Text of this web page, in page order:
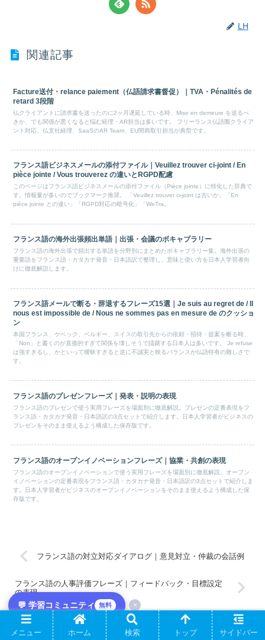
💬 学習コミュニティ 無料 ×
LH
関連記事
Facture送付・relance paiement（仏語請求書督促）｜TVA・Pénalités de
retard 3段階
仏クライアントに請求書を送ったのに2ヶ月遅延している時、Mise en demeure を送るべ
きか、でも関係が悪くなると悩む経理・AR担当は多いです。 フリーランス仏語圏クライア
ント対応、仏支社経理、SaaSのAR Team、EU間商取引担当が典型です。
フランス語ビジネスメールの添付ファイル｜Veuillez trouver ci-joint / En
pièce jointe / Vous trouverez の違いとRGPD配慮
このページはフランス語ビジネスメールの添付ファイル（Pièce jointe）に特化した辞典で
す。情報量が多いのでブックマーク推奨。 「Veuillez trouver ci-joint は古いか」「En
pièce jointe との違い」「RGPD対応の暗号化」「WeTra。
フランス語の海外出張頻出単語｜出張・会議のボキャブラリー
フランス語の海外出張で頻出する単語を分野別にまとめたボキャブラリー集。海外出張の
重要語をフランス語・カタカナ発音・日本語訳で整理し、意味と使い方を日本人学習者向
けに徹底解説します。
フランス語メールで断る・辞退するフレーズ15選｜Je suis au regret de / Il
nous est impossible de / Nous ne sommes pas en mesure de のクッショ
ン
本国フランス、ケベック、ベルギー、スイスの取引先からの依頼・招待・提案を断る時、
「Non」と書くのが直接的すぎて関係を壊しそうで躊躇する日本人は多いです。 Je refuse
は強すぎるし、かといって曖昧すぎると逆に不誠実と映るバランスが仏語特有の難しさで
す。
フランス語のプレゼンフレーズ｜発表・説明の表現
フランス語のプレゼンで使う実用フレーズを場面別に徹底解説。プレゼンの定番表現をフ
ランス語・カタカナ発音・日本語訳の3点セットで紹介します。日本人学習者がビジネスの
プレゼンをそのまま使えるよう構成した保存版です。
フランス語のオープンイノベーションフレーズ｜協業・共創の表現
フランス語のオープンイノベーションで使う実用フレーズを場面別に徹底解説。オープン
イノベーションの定番表現をフランス語・カタカナ発音・日本語訳の3点セットで紹介しま
す。日本人学習者がビジネスのオープンイノベーションをそのまま使えるよう構成した保
存版です。
フランス語の対立対応ダイアログ｜意見対立・仲裁の会話例
フランス語の人事評価フレーズ｜フィードバック・目標設定
の表現
ホーム
フランス語
メニュー
ホーム 検索 トップ サイドバー